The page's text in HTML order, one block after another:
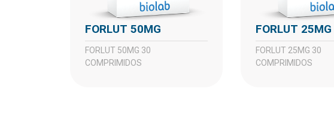
FORLUT 50MG
FORLUT 50MG 30
COMPRIMIDOS
FORLUT 25MG
FORLUT 25MG 30
COMPRIMIDOS